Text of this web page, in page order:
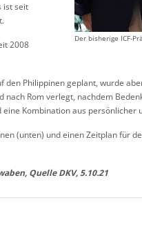
Der bisherige ICF-
ist seit
2008
Philippinen geplant, wurde
Rom verlegt, nachdem
Kombination aus persönlicher
(unten) und einen Zeitplan für
Quelle DKV, 5.10.21